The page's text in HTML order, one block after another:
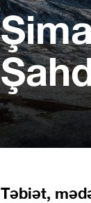
Təbiət,